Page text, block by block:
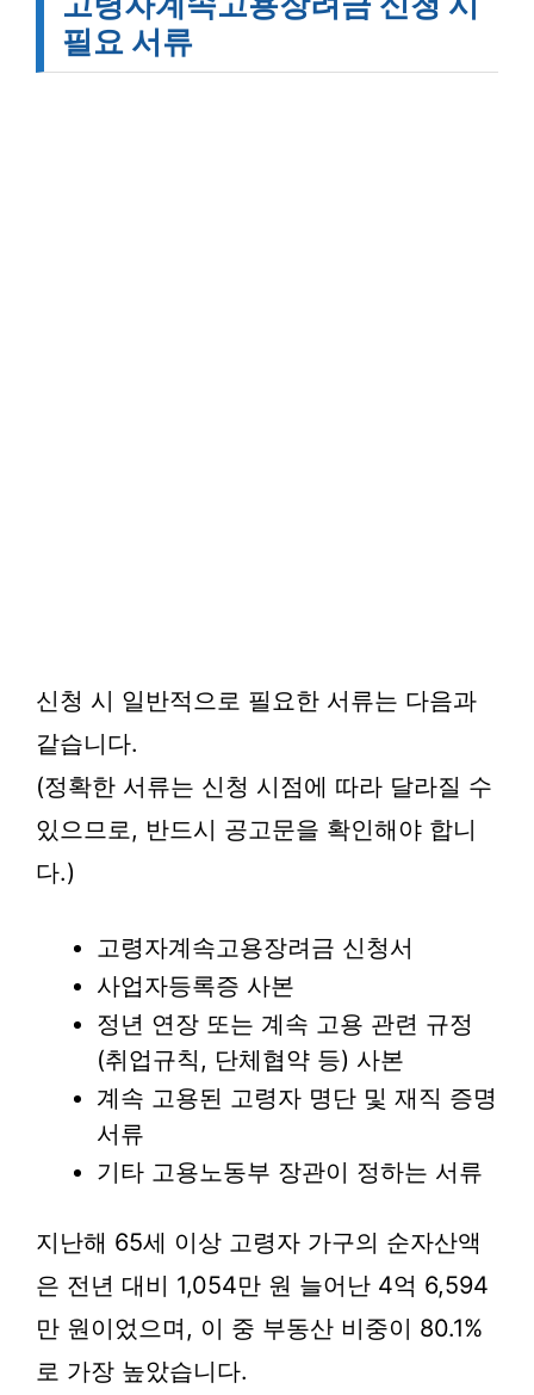
필요 서류
신청 시 일반적으로 필요한 서류는 다음과
같습니다.
(정확한 서류는 신청 시점에 따라 달라질 수
있으므로, 반드시 공고문을 확인해야 합니
다.)
고령자계속고용장려금 신청서
사업자등록증 사본
정년 연장 또는 계속 고용 관련 규정
(취업규칙, 단체협약 등) 사본
계속 고용된 고령자 명단 및 재직 증명
서류
기타 고용노동부 장관이 정하는 서류
지난해 65세 이상 고령자 가구의 순자산액
은 전년 대비 1,054만 원 늘어난 4억 6,594
만 원이었으며, 이 중 부동산 비중이 80.1%
로 가장 높았습니다.